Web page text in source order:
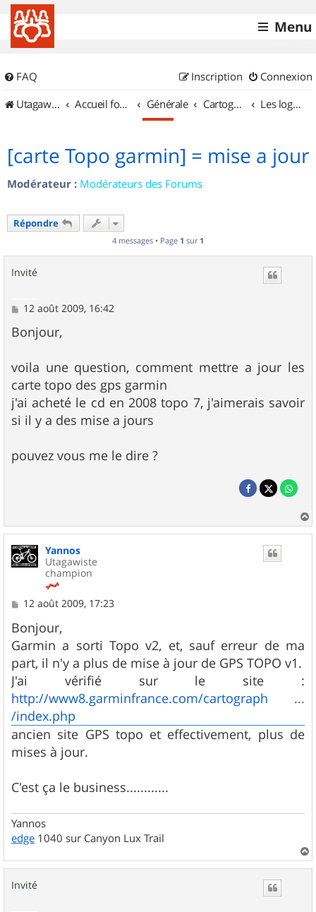
Menu
FAQ Connexion
Inscription
UtagawaVTT (Randos VTT et VTTAE avec traces GPS)
Accueil forum Générale Cartographie et GPS Les logiciels
[carte Topo garmin] = mise a jour
Modérateur : Modérateurs des Forums
Répondre
4 messages • Page 1 sur 1
Invité
M
s
s
g
e
12 août 2009, 16:42
Bonjour,
voila une question, comment mettre a jour les
carte topo des gps garmin
j'ai acheté le cd en 2008 topo 7, j'aimerais savoir
si il y a des mise a jours
pouvez vous me le dire ?
a
Yannos
Utagawiste
champion
M
s
s
a
g
e
12 août 2009, 17:23
Bonjour,
Garmin a sorti Topo v2, et, sauf erreur de ma
part, il n'y a plus de mise à jour de GPS TOPO v1.
J'ai vérifié sur le site :
http://www8.garminfrance.com/cartograph ...
/index.php
ancien site GPS topo et effectivement, plus de
mises à jour.
C'est ça le business............
Yannos
edge 1040 sur Canyon Lux Trail
a
Invité